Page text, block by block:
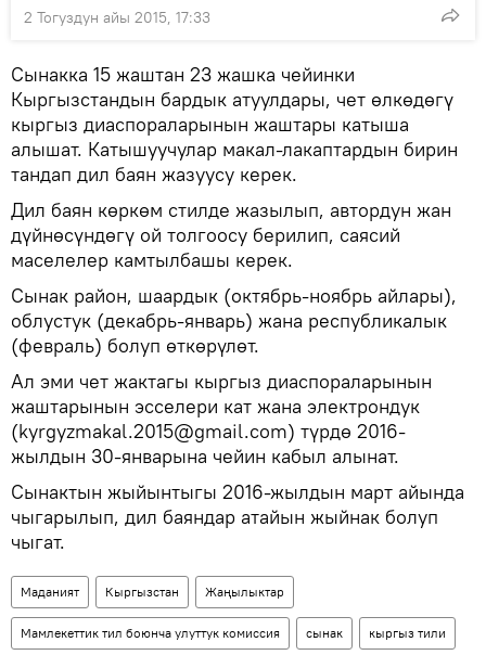
2 Тогуздун айы 2015, 17:33
Сынакка 15 жаштан 23 жашка чейинки
Кыргызстандын бардык атуулдары, чет өлкөдөгү
кыргыз диаспораларынын жаштары катыша
алышат. Катышуучулар макал-лакаптардын бирин
тандап дил баян жазуусу керек.
Дил баян көркөм стилде жазылып, автордун жан
дүйнөсүндөгү ой толгоосу берилип, саясий
маселелер камтылбашы керек.
Сынак район, шаардык (октябрь-ноябрь айлары),
облустук (декабрь-январь) жана республикалык
(февраль) болуп өткөрүлөт.
Ал эми чет жактагы кыргыз диаспораларынын
жаштарынын эсселери кат жана электрондук
(kyrgyzmakal.2015@gmail.com) түрдө 2016-
жылдын 30-январына чейин кабыл алынат.
Сынактын жыйынтыгы 2016-жылдын март айында
чыгарылып, дил баяндар атайын жыйнак болуп
чыгат.
Маданият Кыргызстан Жаңылыктар
Мамлекеттик тил боюнча улуттук комиссия сынак кыргыз тили